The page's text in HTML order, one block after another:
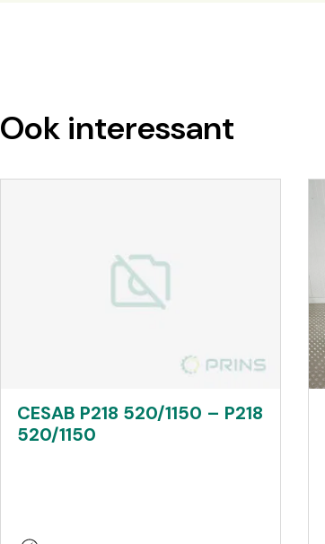
Ook interessant
CESAB P218 520/1150 – P218
520/1150